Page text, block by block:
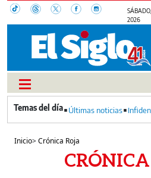
2026
Últimas noticias
Inicio>Crónica Roja